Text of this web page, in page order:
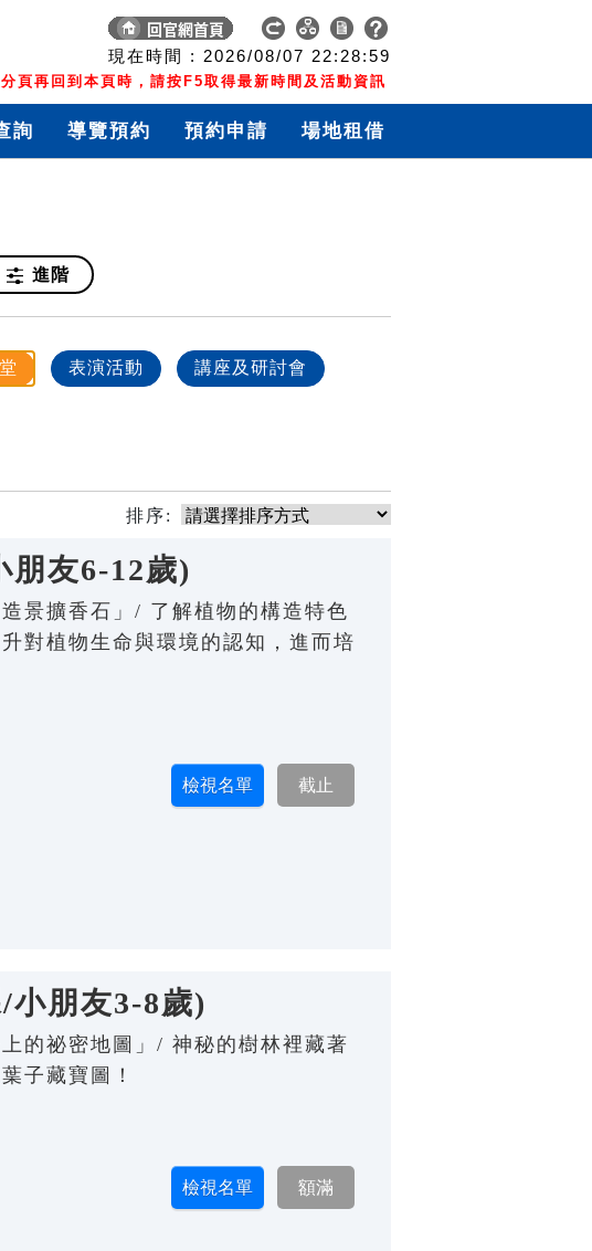
現在時間 : 2026/08/07 22:29:00
頁再回到本頁時，請按F5取得最新時間及活動資訊
詢 導覽預約 預約申請 場地租借
進階
表演活動 講座及研討會
排序:
朋友6-12歲)
景擴香石」/ 了解植物的構造特色
對植物生命與環境的認知，進而培
小朋友3-8歲)
的祕密地圖」/ 神秘的樹林裡藏著
子藏寶圖！